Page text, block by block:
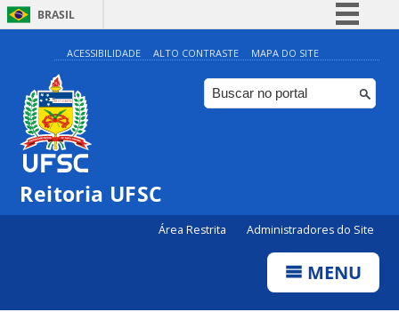
BRASIL
Simplifique!
Comunica BR
Participe
ACESSIBILIDADE ALTO CONTRASTE MAPA DO SITE
Reitoria UFSC
Área Restrita Administradores do Site
MENU